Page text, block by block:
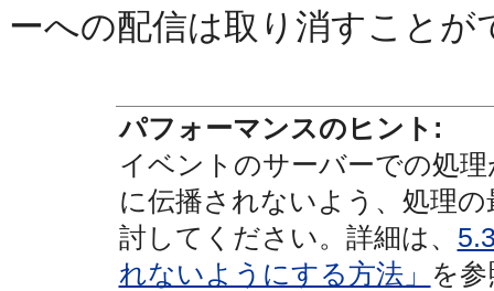
ーへの配信は取り消すことが
パフォーマンスのヒント:
イベントのサーバーでの処
に伝播されないよう、処理
討してください。詳細は、
れないようにする方法」
を